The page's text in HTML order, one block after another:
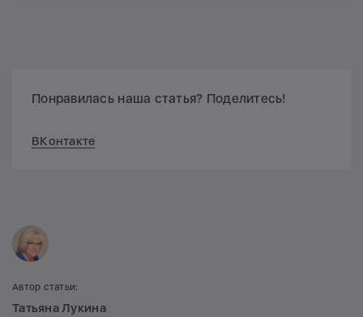
Понравилась наша статья? Поделитесь!
ВКонтакте
Автор статьи:
Татьяна Лукина